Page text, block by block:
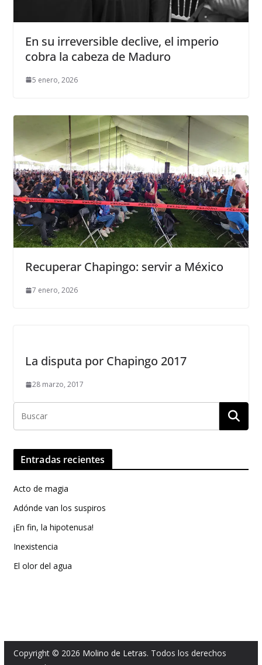
En su irreversible declive, el imperio
cobra la cabeza de Maduro
5 enero, 2026
Recuperar Chapingo: servir a México
7 enero, 2026
La disputa por Chapingo 2017
28 marzo, 2017
Entradas recientes
Acto de magia
Adónde van los suspiros
¡En fin, la hipotenusa!
Inexistencia
El olor del agua
Copyright © 2026 Molino de Letras. Todos los derechos